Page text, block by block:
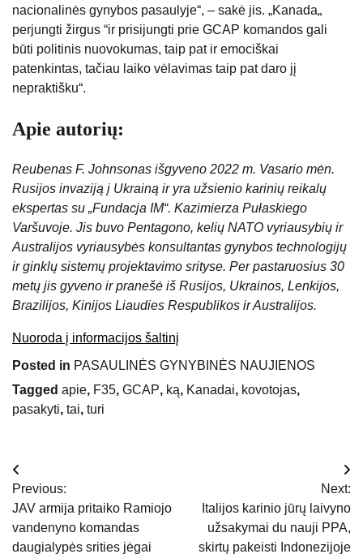
nacionalinės gynybos pasaulyje“, – sakė jis. „Kanada„
perjungti žirgus “ir prisijungti prie GCAP komandos gali
būti politinis nuovokumas, taip pat ir emociškai
patenkintas, tačiau laiko vėlavimas taip pat daro jį
nepraktišku“.
Apie autorių:
Reubenas F. Johnsonas išgyveno 2022 m. Vasario mėn.
Rusijos invaziją į Ukrainą ir yra užsienio karinių reikalų
ekspertas su „Fundacja IM“. Kazimierza Pułaskiego
Varšuvoje. Jis buvo Pentagono, kelių NATO vyriausybių ir
Australijos vyriausybės konsultantas gynybos technologijų
ir ginklų sistemų projektavimo srityse. Per pastaruosius 30
metų jis gyveno ir pranešė iš Rusijos, Ukrainos, Lenkijos,
Brazilijos, Kinijos Liaudies Respublikos ir Australijos.
Nuoroda į informacijos šaltinį
Posted in PASAULINĖS GYNYBINĖS NAUJIENOS
Tagged apie, F35, GCAP, ką, Kanadai, kovotojas,
pasakyti, tai, turi
Navigacija
tarp
įrašų
Previous:
JAV armija pritaiko Ramiojo
vandenyno komandas
daugialypės srities jėgai
Next:
Italijos karinio jūrų laivyno
užsakymai du nauji PPA,
skirtų pakeisti Indonezijoje